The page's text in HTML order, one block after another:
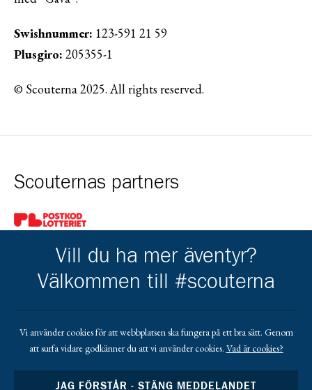
Swishnummer: 123-591 21 59
Plusgiro: 205355-1
© Scouterna 2025. All rights reserved.
Scouternas partners
Gå till pl_50
Gå till https://www.mera.se/Gå till https://www.lansforsakringar.se/
Gå till https://
Vill du ha mer äventyr?
Välkommen till #scouterna
Vi använder cookies för att webbplatsen ska fungera på ett bra sätt. Genom
att surfa vidare godkänner du att vi använder cookies. Vad är cookies?
JAG FÖRSTÅR - STÄNG MEDDELANDET